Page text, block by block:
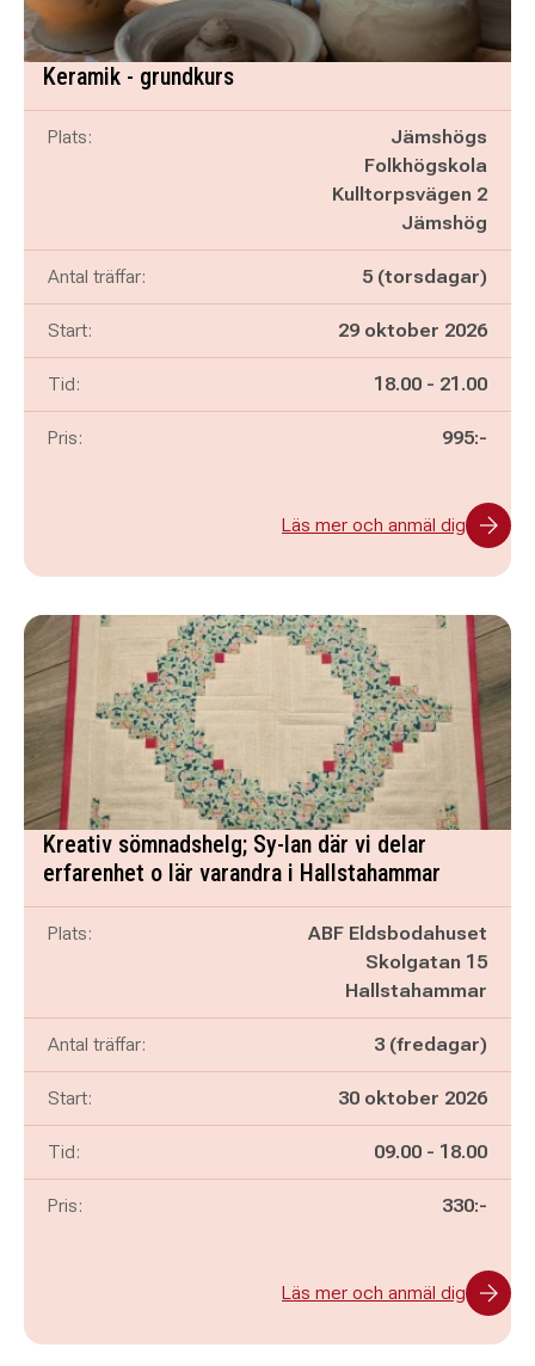
Keramik - grundkurs
Plats:
Jämshögs
Folkhögskola
Kulltorpsvägen 2
Jämshög
Antal träffar: 5 (torsdagar)
Start: 29 oktober 2026
Tid: Pågår mellan
18.00 - och
21.00
Pris: 995:-
Läs mer och anmäl dig
Kreativ sömnadshelg; Sy-lan där vi delar
erfarenhet o lär varandra i Hallstahammar
Plats:
ABF Eldsbodahuset
Skolgatan 15
Hallstahammar
Antal träffar: 3 (fredagar)
Start: 30 oktober 2026
Tid: Pågår mellan
09.00 - och
18.00
Pris: 330:-
Läs mer och anmäl dig